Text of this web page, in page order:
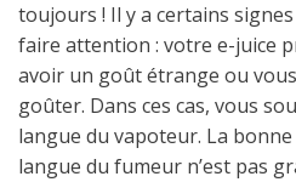
toujours ! Il y a certains
faire attention : votre e-juice
avoir un goût étrange ou
goûter. Dans ces cas, vous
langue du vapoteur. La
langue du fumeur n’est pas